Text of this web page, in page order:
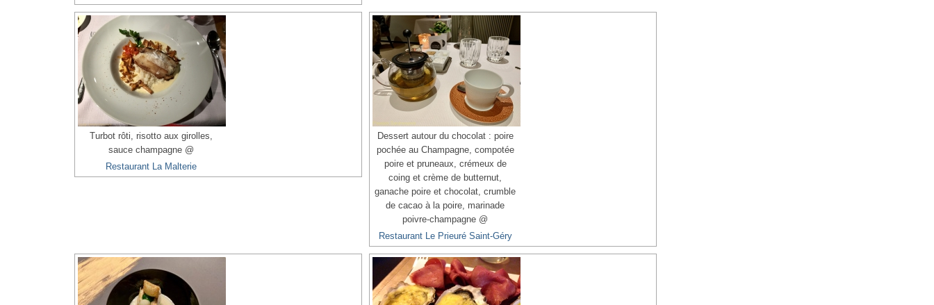
Turbot rôti, risotto aux girolles,
sauce champagne @
Restaurant La Malterie
Dessert autour du chocolat : poire
pochée au Champagne, compotée
poire et pruneaux, crémeux de
coing et crème de butternut,
ganache poire et chocolat, crumble
de cacao à la poire, marinade
poivre-champagne @
Restaurant Le Prieuré Saint-Géry